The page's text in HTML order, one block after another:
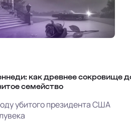
как древнее сокровище
семейство
убитого президента США